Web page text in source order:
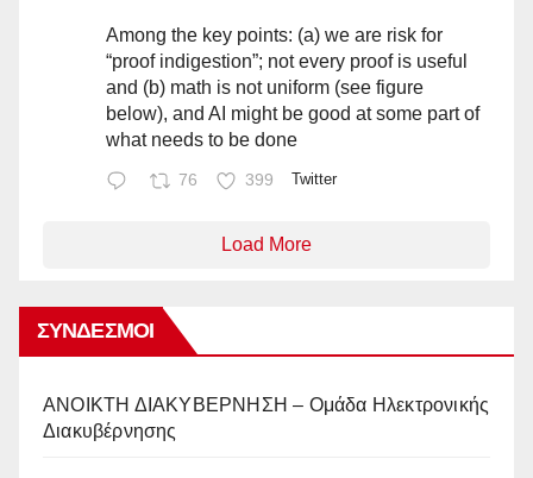
Among the key points: (a) we are risk for
“proof indigestion”; not every proof is useful
and (b) math is not uniform (see figure
below), and AI might be good at some part of
what needs to be done
76 399 Twitter
Load More
ΣΎΝΔΕΣΜΟΙ
AΝΟΙΚΤΗ ΔΙΑΚΥΒΕΡΝΗΣΗ – Ομάδα Ηλεκτρονικής
Διακυβέρνησης